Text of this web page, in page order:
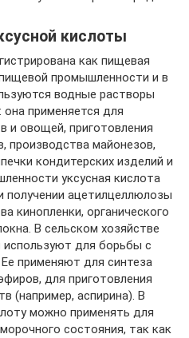
кислоты
как пищевая
промышленности и в
водные растворы
она применяется для
и овощей, приготовления
производства майонезов,
кондитерских изделий и
уксусная кислота
получении ацетилцеллюлозы
кинопленки, органического
В сельском хозяйстве
используют для борьбы с
применяют для синтеза
для приготовления
(например, аспирина). В
можно применять для
состояния, так как